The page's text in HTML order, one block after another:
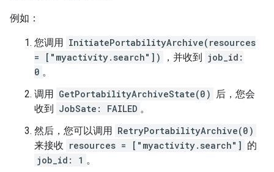
例如：
您调用 InitiatePortabilityArchive(resources
= ["myactivity.search"])
，并收到 job_id:
0 。
调用 GetPortabilityArchiveState(0)
后，您会
收到 JobSate: FAILED 。
然后，您可以调用 RetryPortabilityArchive(0)
来接收 resources = ["myactivity.search"] 的
job_id: 1 。